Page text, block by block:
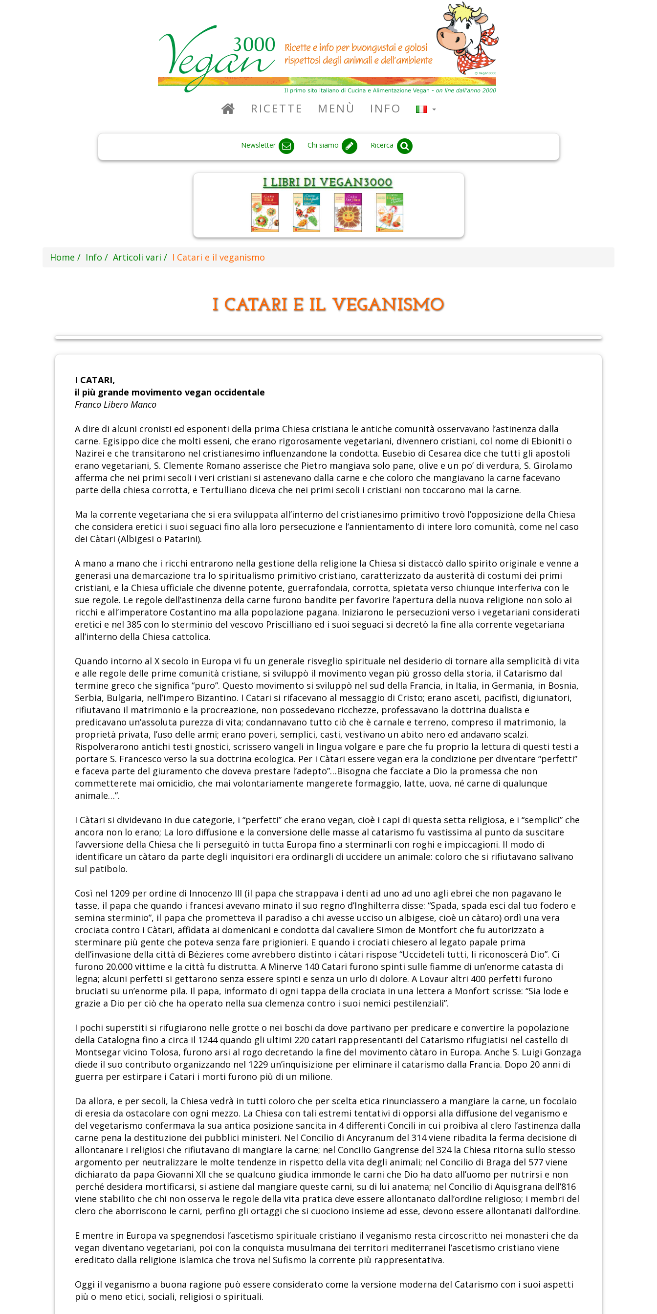
RICETTE MENÙ INFO
Newsletter Chi siamo Ricerca
Home Info Articoli vari I Catari e il veganismo
I CATARI E IL VEGANISMO
I CATARI,
il più grande movimento vegan occidentale
Franco Libero Manco
A dire di alcuni cronisti ed esponenti della prima Chiesa cristiana le antiche comunità osservavano l’astinenza dalla
carne. Egisippo dice che molti esseni, che erano rigorosamente vegetariani, divennero cristiani, col nome di Ebioniti o
Nazirei e che transitarono nel cristianesimo influenzandone la condotta. Eusebio di Cesarea dice che tutti gli apostoli
erano vegetariani, S. Clemente Romano asserisce che Pietro mangiava solo pane, olive e un po’ di verdura, S. Girolamo
afferma che nei primi secoli i veri cristiani si astenevano dalla carne e che coloro che mangiavano la carne facevano
parte della chiesa corrotta, e Tertulliano diceva che nei primi secoli i cristiani non toccarono mai la carne.
Ma la corrente vegetariana che si era sviluppata all’interno del cristianesimo primitivo trovò l’opposizione della Chiesa
che considera eretici i suoi seguaci fino alla loro persecuzione e l’annientamento di intere loro comunità, come nel caso
dei Càtari (Albigesi o Patarini).
A mano a mano che i ricchi entrarono nella gestione della religione la Chiesa si distaccò dallo spirito originale e venne a
generasi una demarcazione tra lo spiritualismo primitivo cristiano, caratterizzato da austerità di costumi dei primi
cristiani, e la Chiesa ufficiale che divenne potente, guerrafondaia, corrotta, spietata verso chiunque interferiva con le
sue regole. Le regole dell’astinenza della carne furono bandite per favorire l’apertura della nuova religione non solo ai
ricchi e all’imperatore Costantino ma alla popolazione pagana. Iniziarono le persecuzioni verso i vegetariani considerati
eretici e nel 385 con lo sterminio del vescovo Priscilliano ed i suoi seguaci si decretò la fine alla corrente vegetariana
all’interno della Chiesa cattolica.
Quando intorno al X secolo in Europa vi fu un generale risveglio spirituale nel desiderio di tornare alla semplicità di vita
e alle regole delle prime comunità cristiane, si sviluppò il movimento vegan più grosso della storia, il Catarismo dal
termine greco che significa “puro”. Questo movimento si sviluppò nel sud della Francia, in Italia, in Germania, in Bosnia,
Serbia, Bulgaria, nell’impero Bizantino. I Catari si rifacevano al messaggio di Cristo; erano asceti, pacifisti, digiunatori,
rifiutavano il matrimonio e la procreazione, non possedevano ricchezze, professavano la dottrina dualista e
predicavano un’assoluta purezza di vita; condannavano tutto ciò che è carnale e terreno, compreso il matrimonio, la
proprietà privata, l’uso delle armi; erano poveri, semplici, casti, vestivano un abito nero ed andavano scalzi.
Rispolverarono antichi testi gnostici, scrissero vangeli in lingua volgare e pare che fu proprio la lettura di questi testi a
portare S. Francesco verso la sua dottrina ecologica. Per i Càtari essere vegan era la condizione per diventare “perfetti”
e faceva parte del giuramento che doveva prestare l’adepto”…Bisogna che facciate a Dio la promessa che non
commetterete mai omicidio, che mai volontariamente mangerete formaggio, latte, uova, né carne di qualunque
animale…”.
I Càtari si dividevano in due categorie, i “perfetti” che erano vegan, cioè i capi di questa setta religiosa, e i “semplici” che
ancora non lo erano; La loro diffusione e la conversione delle masse al catarismo fu vastissima al punto da suscitare
l’avversione della Chiesa che li perseguitò in tutta Europa fino a sterminarli con roghi e impiccagioni. Il modo di
identificare un càtaro da parte degli inquisitori era ordinargli di uccidere un animale: coloro che si rifiutavano salivano
sul patibolo.
Così nel 1209 per ordine di Innocenzo III (il papa che strappava i denti ad uno ad uno agli ebrei che non pagavano le
tasse, il papa che quando i francesi avevano minato il suo regno d’Inghilterra disse: “Spada, spada esci dal tuo fodero e
semina sterminio”, il papa che prometteva il paradiso a chi avesse ucciso un albigese, cioè un càtaro) ordì una vera
crociata contro i Càtari, affidata ai domenicani e condotta dal cavaliere Simon de Montfort che fu autorizzato a
sterminare più gente che poteva senza fare prigionieri. E quando i crociati chiesero al legato papale prima
dell’invasione della città di Bézieres come avrebbero distinto i càtari rispose “Uccideteli tutti, li riconoscerà Dio”. Ci
furono 20.000 vittime e la città fu distrutta. A Minerve 140 Catari furono spinti sulle fiamme di un’enorme catasta di
legna; alcuni perfetti si gettarono senza essere spinti e senza un urlo di dolore. A Lovaur altri 400 perfetti furono
bruciati su un’enorme pila. Il papa, informato di ogni tappa della crociata in una lettera a Monfort scrisse: “Sia lode e
grazie a Dio per ciò che ha operato nella sua clemenza contro i suoi nemici pestilenziali”.
I pochi superstiti si rifugiarono nelle grotte o nei boschi da dove partivano per predicare e convertire la popolazione
della Catalogna fino a circa il 1244 quando gli ultimi 220 catari rappresentanti del Catarismo rifugiatisi nel castello di
Montsegar vicino Tolosa, furono arsi al rogo decretando la fine del movimento càtaro in Europa. Anche S. Luigi Gonzaga
diede il suo contributo organizzando nel 1229 un’inquisizione per eliminare il catarismo dalla Francia. Dopo 20 anni di
guerra per estirpare i Catari i morti furono più di un milione.
Da allora, e per secoli, la Chiesa vedrà in tutti coloro che per scelta etica rinunciassero a mangiare la carne, un focolaio
di eresia da ostacolare con ogni mezzo. La Chiesa con tali estremi tentativi di opporsi alla diffusione del veganismo e
del vegetarismo confermava la sua antica posizione sancita in 4 differenti Concili in cui proibiva al clero l’astinenza dalla
carne pena la destituzione dei pubblici ministeri. Nel Concilio di Ancyranum del 314 viene ribadita la ferma decisione di
allontanare i religiosi che rifiutavano di mangiare la carne; nel Concilio Gangrense del 324 la Chiesa ritorna sullo stesso
argomento per neutralizzare le molte tendenze in rispetto della vita degli animali; nel Concilio di Braga del 577 viene
dichiarato da papa Giovanni XII che se qualcuno giudica immonde le carni che Dio ha dato all’uomo per nutrirsi e non
perché desidera mortificarsi, si astiene dal mangiare queste carni, su di lui anatema; nel Concilio di Aquisgrana dell’816
viene stabilito che chi non osserva le regole della vita pratica deve essere allontanato dall’ordine religioso; i membri del
clero che aborriscono le carni, perfino gli ortaggi che si cuociono insieme ad esse, devono essere allontanati dall’ordine.
E mentre in Europa va spegnendosi l’ascetismo spirituale cristiano il veganismo resta circoscritto nei monasteri che da
vegan diventano vegetariani, poi con la conquista musulmana dei territori mediterranei l’ascetismo cristiano viene
ereditato dalla religione islamica che trova nel Sufismo la corrente più rappresentativa.
Oggi il veganismo a buona ragione può essere considerato come la versione moderna del Catarismo con i suoi aspetti
più o meno etici, sociali, religiosi o spirituali.